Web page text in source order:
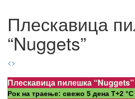
Плескавица
“Nuggets”
<>
Плескавица пилешка “Nuggets”
Рок на траење: свежо 5 дена Т+2 °С